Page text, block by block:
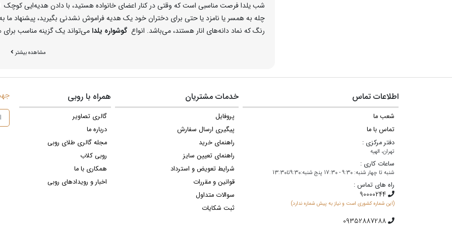
شب یلدا فرصت مناسبی است که وقتی در کنار اعضای خانواده هستید، با دادن هدیه‌ایی کوچک
چله به همسر یا نامزد یا حتی برای دختران خود یک هدیه فراموش نشدنی بگیرید، پیشنهاد ما به
رنگ که نماد دانه‎‌های انار هستند، می‌باشد. انواع
گوشواره یلدامی‌تواند یک گزینه مناسب
می‌باشد. انواع مدل گوشواره انار طلا در طرح‌ها و مدل‌های مختلف در گالری‌ها وجود دارند
یلدا، معمولا گوشواره طلا شکل انار طرفدار بیشتری نسبت به سایر مدل‌ها دارند و می‌توانند
پوش استفاده از یک زیور طلایی مرتبط با مهمانی که در آن حضور دارند بسیار دلپذیر و رویایی
قیمت گوشواره انار طلا
هرگاه صحبت از طلا به میان می‌آید اولین چیزی که به ذهن خطور می‌کند قیمت بالای آن است.
قیمت هم بسیار مقرون به صرفه هستند. اگر قسط‌ دارید به خانم‌ها هدیه دهید ازآنجایی که همه
طلا حتی اگر با سنگ‌های قیمتی قرمز رنگ تزیین شده باشد، بسیار مناسب خواهد بود.
انواع گوشواره یلدایی
طراحی منحصر به فرد و شکوه وصف ناشدنی انواع مدل
مخصوصا وقتی با
مشاهده بیشتر
اطلاعات تماس
شعب ما
تماس با ما
دفتر مرکزی :
تهران، الهیه
ساعات کاری :
شنبه تا چهار شنبه: 9:30 - 17:30 پنج شنبه:9:30تا13:30
راه های تماس :
(این شماره کشوری است و نیاز به پیش شماره ندارد)
خدمات مشتریان
پروفایل
پیگیری ارسال سفارش
راهنمای خرید
راهنمای تعیین سایز
شرایط تعویض و استرداد
قوانین و مقررات
سوالات متداول
ثبت شکایات
همراه با روبی
گالری تصاویر
درباره ما
مجله گالری طلای روبی
روبی کلاب
همکاری با ما
اخبار و رویدادهای روبی